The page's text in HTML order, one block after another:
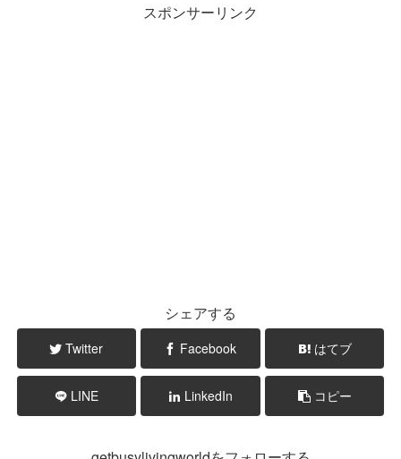
スポンサーリンク
シェアする
Twitter Facebook はてブ
LINE LinkedIn コピー